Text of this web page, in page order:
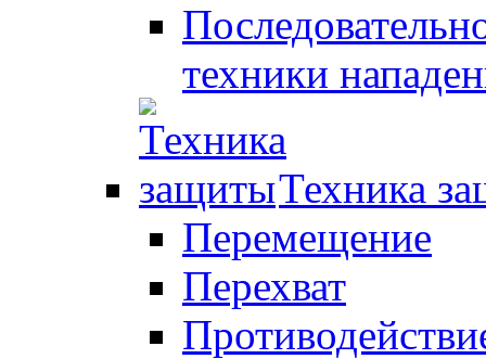
техники
Техника
Перемещение
Перехват